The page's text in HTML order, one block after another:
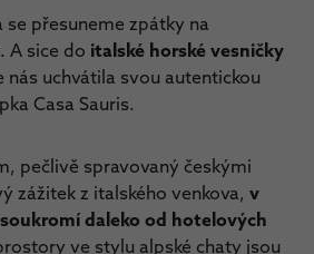
přesuneme zpátky na
A sice do italské horské vesničky
nás uchvátila svou autentickou
Casa Sauris.
pečlivě spravovaný českými
zážitek z italského venkova, v
daleko od hotelových
ve stylu alpské chaty jsou